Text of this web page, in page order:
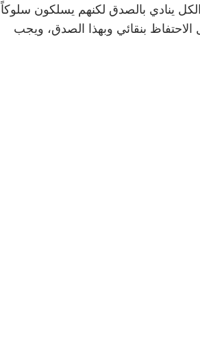
ينادي بالصدق لكنهم يسلكون سلوكاً
بنقائي وبهذا الصدق، ويجب